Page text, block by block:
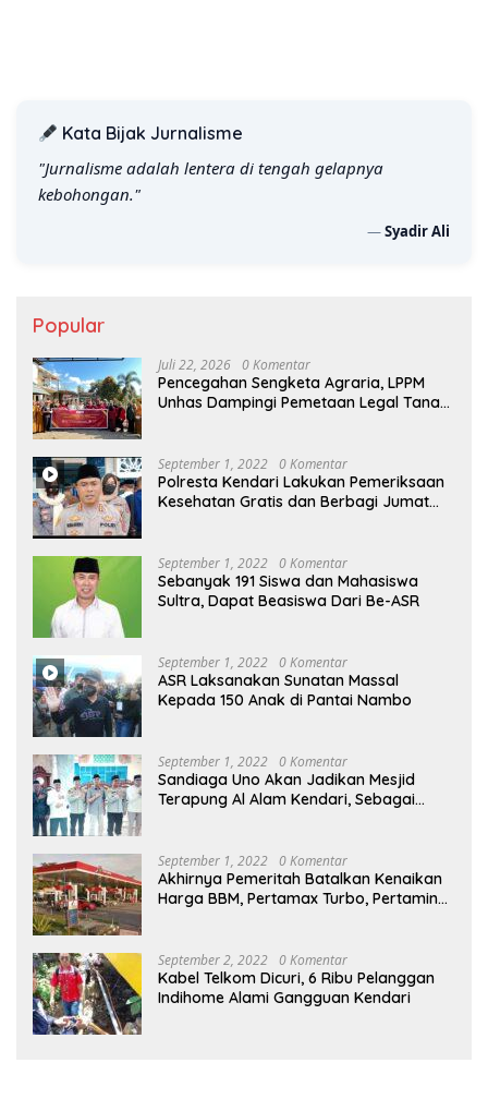
Kata Bijak Jurnalisme
"Jurnalisme adalah lentera di tengah gelapnya
kebohongan."
—Syadir Ali
Popular
Juli 22, 2026 0 Komentar
Pencegahan Sengketa Agraria, LPPM
Unhas Dampingi Pemetaan Legal Tanah
September 1, 2022 0 Komentar
Polresta Kendari Lakukan Pemeriksaan
Kesehatan Gratis dan Berbagi Jumat
September 1, 2022 0 Komentar
Sebanyak 191 Siswa dan Mahasiswa
Sultra, Dapat Beasiswa Dari Be-ASR
September 1, 2022 0 Komentar
ASR Laksanakan Sunatan Massal
Kepada 150 Anak di Pantai Nambo
September 1, 2022 0 Komentar
Sandiaga Uno Akan Jadikan Mesjid
Terapung Al Alam Kendari, Sebagai
September 1, 2022 0 Komentar
Akhirnya Pemeritah Batalkan Kenaikan
Harga BBM, Pertamax Turbo, Pertamina
September 2, 2022 0 Komentar
Kabel Telkom Dicuri, 6 Ribu Pelanggan
Indihome Alami Gangguan Kendari